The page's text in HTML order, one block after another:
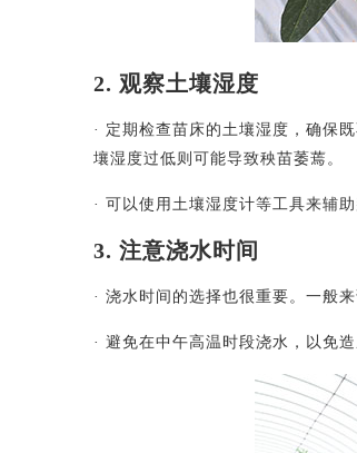
2. 观察土壤湿度
· 定期检查苗床的土壤湿度，确保
壤湿度过低则可能导致秧苗萎蔫。
· 可以使用土壤湿度计等工具来辅
3. 注意浇水时间
· 浇水时间的选择也很重要。一般
· 避免在中午高温时段浇水，以免